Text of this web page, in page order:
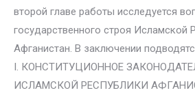
второй главе работы исследуется
государственного строя Исламской
Афганистан. В заключении
I. КОНСТИТУЦИОННОЕ
ИСЛАМСКОЙ РЕСПУБЛИКИ